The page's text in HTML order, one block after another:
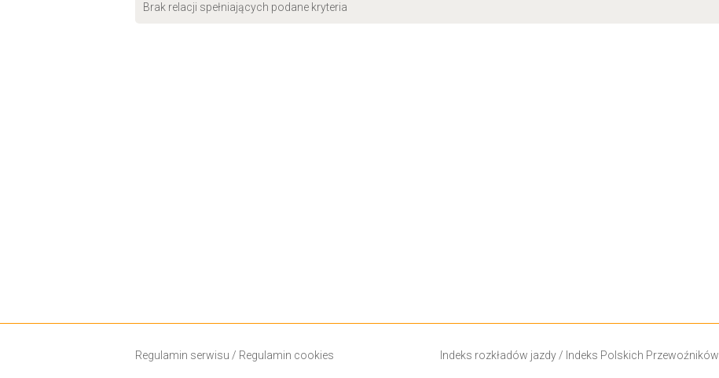
Brak relacji spełniających podane kryteria
Regulamin serwisu / Regulamin cookies Indeks rozkładów jazdy/ Indeks Polskich Przewoźników